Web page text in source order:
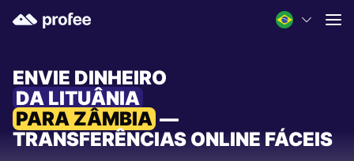
ENVIE DINHEIRO
DA LITUÂNIA
PARA ZÂMBIA —
TRANSFERÊNCIAS ONLINE FÁCEIS